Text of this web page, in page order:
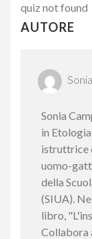
quiz not found
AUTORE
Sonia
in
istruttrice
uomo-
della
(SIUA).
libro,
Collabora